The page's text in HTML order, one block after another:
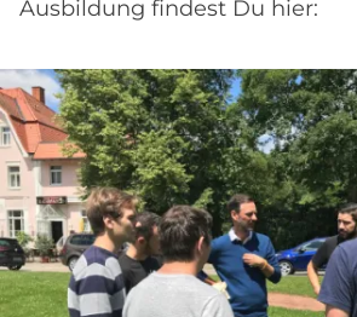
Ausbildung findest Du hier: